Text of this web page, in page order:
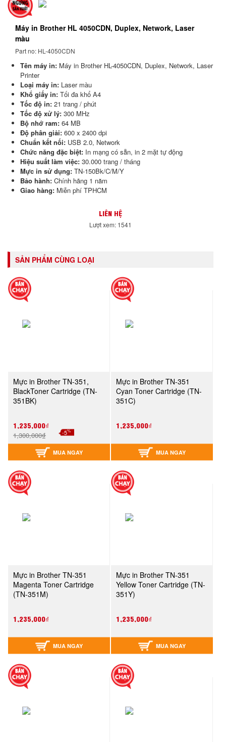
Máy in Brother HL 4050CDN, Duplex, Network, Laser
màu
Part no: HL-4050CDN
Tên máy in: Máy in Brother HL-4050CDN, Duplex, Network, Laser
Printer
Loại máy in: Laser màu
Khổ giấy in: Tối đa khổ A4
Tốc độ in: 21 trang / phút
Tốc độ xử lý: 300 MHz
Bộ nhớ ram: 64 MB
Độ phân giải: 600 x 2400 dpi
Chuẩn kết nối: USB 2.0, Network
Chức năng đặc biệt: In mạng có sẵn, in 2 mặt tự động
Hiệu suất làm việc: 30.000 trang / tháng
Mực in sử dụng: TN-150Bk/C/M/Y
Bảo hành: Chính hãng 1 năm
Giao hàng: Miễn phí TPHCM
LIÊN HỆ
Lượt xem: 1541
SẢN PHẨM CÙNG LOẠI
Mực in Brother TN-351,
BlackToner Cartridge (TN-
351BK)
1,235,000₫
1,300,000₫ -5%
MUA NGAY
Mực in Brother TN-351
Cyan Toner Cartridge (TN-
351C)
1,235,000₫
MUA NGAY
Mực in Brother TN-351
Magenta Toner Cartridge
(TN-351M)
1,235,000₫
MUA NGAY
Mực in Brother TN-351
Yellow Toner Cartridge (TN-
351Y)
1,235,000₫
MUA NGAY